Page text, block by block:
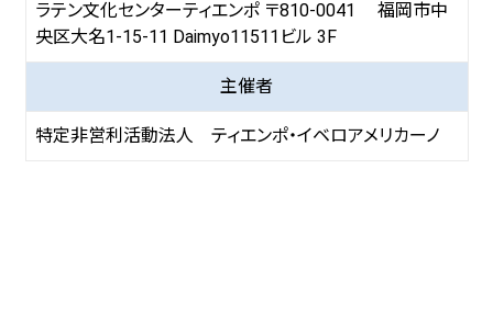
ラテン文化センターティエンポ 〒810-0041 福岡市中
央区大名1-15-11 Daimyo11511ビル 3F
主催者
特定非営利活動法人 ティエンポ・イベロアメリカーノ